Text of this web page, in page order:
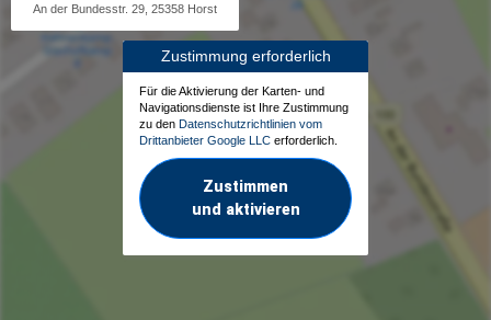
An der Bundesstr. 29, 25358 Horst
Zustimmung erforderlich
Für die Aktivierung der Karten- und
Navigationsdienste ist Ihre Zustimmung
zu den Datenschutzrichtlinien vom
Drittanbieter Google LLC erforderlich.
Zustimmen
und aktivieren